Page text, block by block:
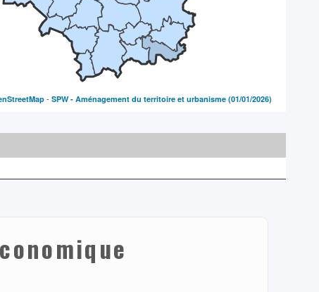
-SPW - Aménagement du territoire et urbanisme (01/01/2026)